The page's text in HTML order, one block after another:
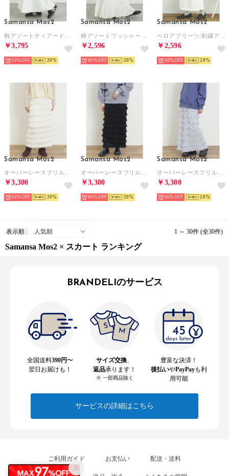
Samansa Mos2
￥3,795
50% 20
Samansa Mos2
￥2,596
60% 20
Samansa Mos2
￥2,596
60% 20
Samansa Mos2
￥3,300
60% 20
Samansa Mos2
￥3,300
60% 20
Samansa Mos2
￥3,300
60% 20
表示順 : 1 ～ 30件 (全30件)
Samansa Mos2 × スカート ランキング
BRANDELIのサービス
全国送料390円〜
翌日お届けも！
サイズ交換、
返品承ります！
※ 一部商品除く
豊富な決済！
後払いやPayPayも利
用可能
サービスの詳細はこちら
ご利用ガイド お支払い 配送・送料